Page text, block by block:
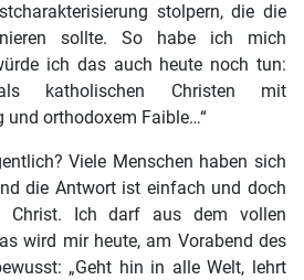
stolpern, die die
sollte. So habe ich mich
ich das auch heute noch tun:
katholischen Christen mit
und orthodoxem Faible…“
Viele Menschen haben sich
die Antwort ist einfach und doch
Christ. Ich darf aus dem vollen
wird mir heute, am Vorabend des
„Geht hin in alle Welt, lehrt